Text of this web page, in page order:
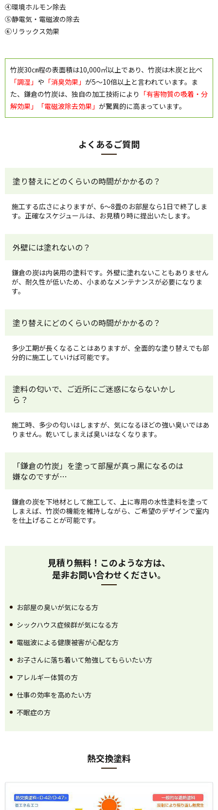
④環境ホルモン除去
⑤静電気・電磁波の除去
⑥リラックス効果
竹炭30㎝程の表面積は10,000㎡以上であり、竹炭は木炭と比べ
「調湿」 や 「消臭効果」 が5～10倍以上と言われています。ま
た、鎌倉の竹炭は、独自の加工技術により 「有害物質の吸着・分
解効果」「電磁波除去効果」 が驚異的に高まっています。
よくあるご質問
塗り替えにどのくらいの時間がかかるの？
施工する広さによりますが、6～8畳のお部屋なら1日で終了しま
す。正確なスケジュールは、お見積り時に提出いたします。
外壁には塗れないの？
鎌倉の炭は内装用の塗料です。外壁に塗れないこともありません
が、耐久性が低いため、小まめなメンテナンスが必要になりま
す。
塗り替えにどのくらいの時間がかかるの？
多少工期が長くなることはありますが、全面的な塗り替えでも部
分的に施工していけば可能です。
塗料の匂いで、ご近所にご迷惑にならないかし
ら？
施工時、多少の匂いはしますが、気になるほどの強い臭いではあ
りません。乾いてしまえば臭いはなくなります。
「鎌倉の竹炭」を塗って部屋が真っ黒になるのは
嫌なのですが…
鎌倉の炭を下地材として施工して、上に専用の水性塗料を塗って
しまえば、竹炭の機能を維持しながら、ご希望のデザインで室内
を仕上げることが可能です。
見積り無料！このような方は、
是非お問い合わせください。
お部屋の臭いが気になる方
シックハウス症候群が気になる方
電磁波による健康被害が心配な方
お子さんに落ち着いて勉強してもらいたい方
アレルギー体質の方
仕事の効率を高めたい方
不眠症の方
熱交換塗料